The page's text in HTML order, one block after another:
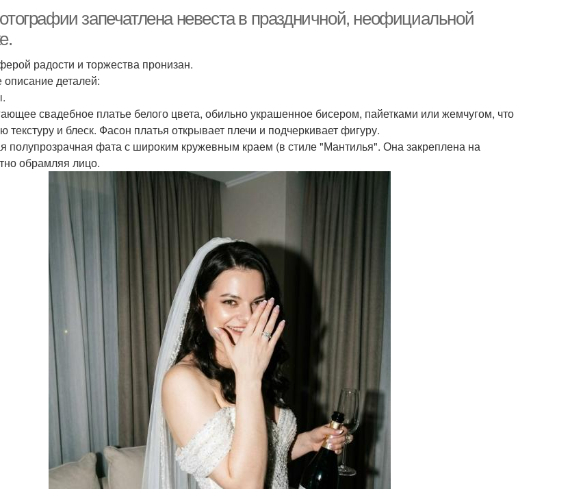
запечатлена невеста в праздничной, неофициальной
радости и торжества пронизан.
деталей:
свадебное платье белого цвета, обильно украшенное бисером, пайетками или жемчугом, что
текстуру и блеск. Фасон платья открывает плечи и подчеркивает фигуру.
полупрозрачная фата с широким кружевным краем (в стиле "Мантилья". Она закреплена на
обрамляя лицо.